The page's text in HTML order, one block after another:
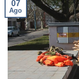
07
Ago